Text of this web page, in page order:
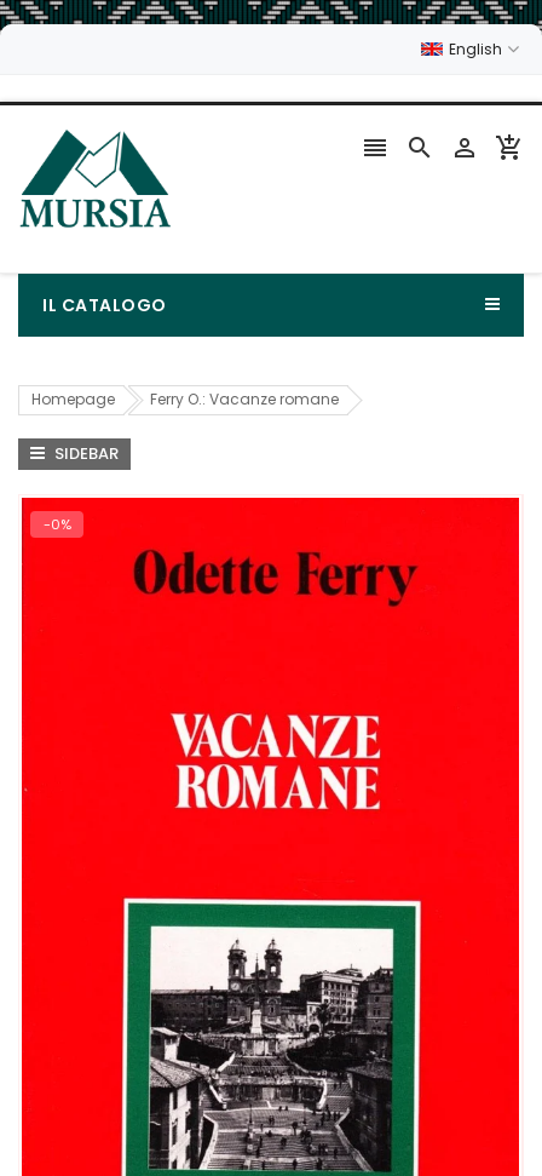
English
   
IL CATALOGO
Homepage Ferry O.: Vacanze romane
SIDEBAR
-0%